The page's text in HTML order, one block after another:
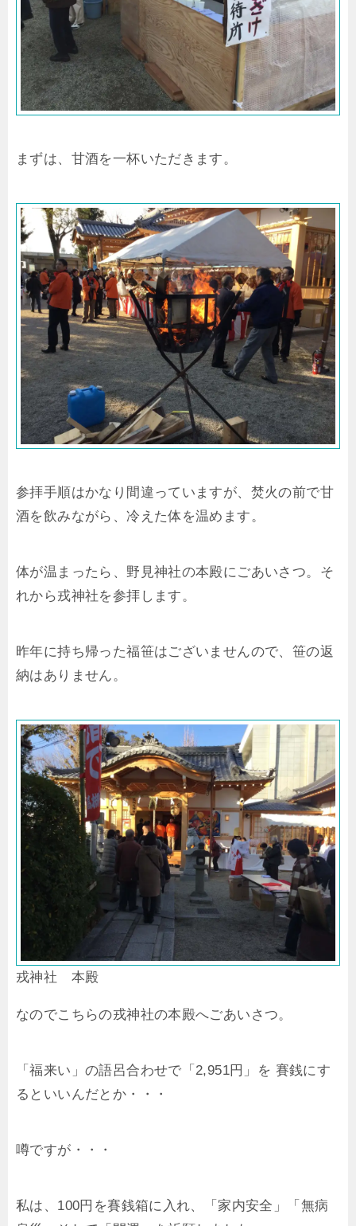
まずは、甘酒を一杯いただきます。
参拝手順はかなり間違っていますが、焚火の前で甘
酒を飲みながら、冷えた体を温めます。
体が温まったら、野見神社の本殿にごあいさつ。そ
れから戎神社を参拝します。
昨年に持ち帰った福笹はございませんので、笹の返
納はありません。
戎神社 本殿
なのでこちらの戎神社の本殿へごあいさつ。
「福来い」の語呂合わせで「2,951円」を 賽銭にす
るといいんだとか・・・
噂ですが・・・
私は、100円を賽銭箱に入れ、「家内安全」「無病